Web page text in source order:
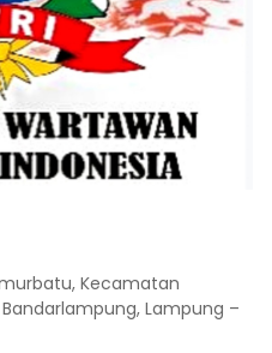
Kecamatan
Lampung –